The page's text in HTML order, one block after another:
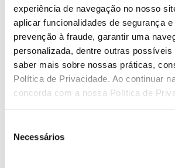
experiência de navegação no nosso
aplicar funcionalidades de segurança
prevenção à fraude, garantir uma
personalizada, dentre outras
saber mais sobre nossas práticas,
Política de Privacidade. Ao continuar
concorda com a nossa Política de
Necessários